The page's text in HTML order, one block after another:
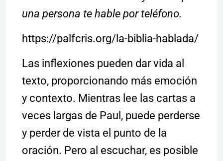
una persona te hable por teléfono.
https://palfcris.org/la-biblia-hablada/
Las inflexiones pueden dar vida al
texto, proporcionando más emoción
y contexto. Mientras lee las cartas a
veces largas de Paul, puede perderse
y perder de vista el punto de la
oración. Pero al escuchar, es posible